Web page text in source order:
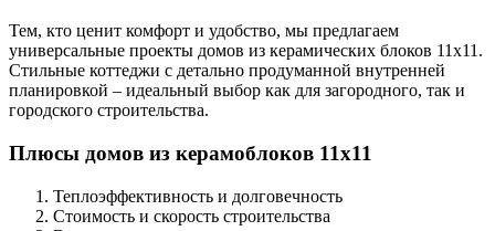
Тем, кто ценит комфорт и удобство, мы предлагаем
универсальные проекты домов из керамических блоков 11х11.
Стильные коттеджи с детально продуманной внутренней
планировкой – идеальный выбор как для загородного, так и
городского строительства.
Плюсы домов из керамоблоков 11х11
Теплоэффективность и долговечность
Стоимость и скорость строительства